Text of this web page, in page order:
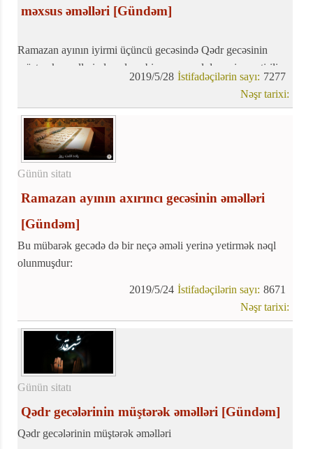
məxsus əməlləri [Gündəm]
Ramazan ayının iyirmi üçüncü gecəsində Qədr gecəsinin
müştərək əməllərindən əlavə bir neçə əməl də yerinə yetirilir:
7277
İstifadəçilərin sayı:
2019/5/28
Nəşr tarixi:
Günün sitatı
Ramazan ayının axırıncı gecəsinin əməlləri
[Gündəm]
Bu mübarək gecədə də bir neçə əməli yerinə yetirmək nəql
olunmuşdur:
8671
İstifadəçilərin sayı:
2019/5/24
Nəşr tarixi:
Günün sitatı
Qədr gecələrinin müştərək əməlləri [Gündəm]
Qədr gecələrinin müştərək əməlləri